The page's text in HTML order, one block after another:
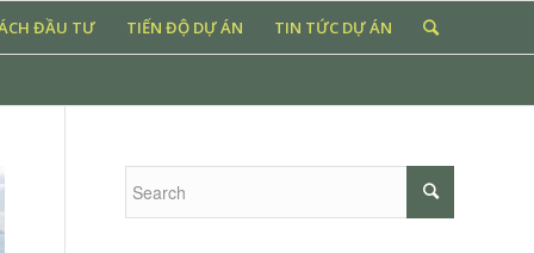
ĐẦU TƯ TIẾN ĐỘ DỰ ÁN TIN TỨC DỰ ÁN